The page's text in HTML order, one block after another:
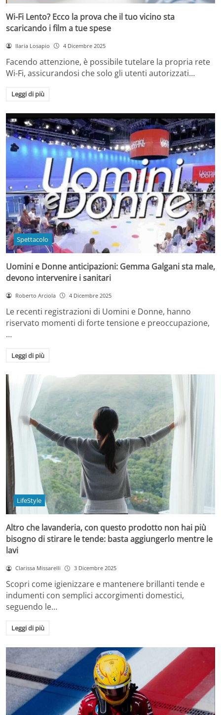
Wi-Fi Lento? Ecco la prova che il tuo vicino sta
scaricando i film a tue spese
Ilaria Losapio 4 Dicembre 2025
Facendo attenzione, è possibile tutelare la propria rete
Wi-Fi, assicurandosi che solo gli utenti autorizzati…
Leggi di più
Spettacolo
Uomini e Donne anticipazioni: Gemma Galgani sta male,
devono intervenire i sanitari
Roberto Arciola 4 Dicembre 2025
Le recenti registrazioni di Uomini e Donne, hanno
riservato momenti di forte tensione e preoccupazione,
…
Leggi di più
LifeStyle
Altro che lavanderia, con questo prodotto non hai più
bisogno di stirare le tende: basta aggiungerlo mentre le
lavi
Clarissa Missarelli 3 Dicembre 2025
Scopri come igienizzare e mantenere brillanti tende e
indumenti con semplici accorgimenti domestici,
seguendo le…
Leggi di più